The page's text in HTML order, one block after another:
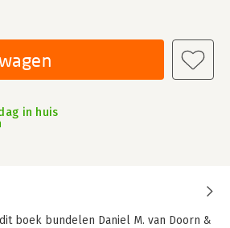
in huis
boek bundelen Daniel M. van Doorn &